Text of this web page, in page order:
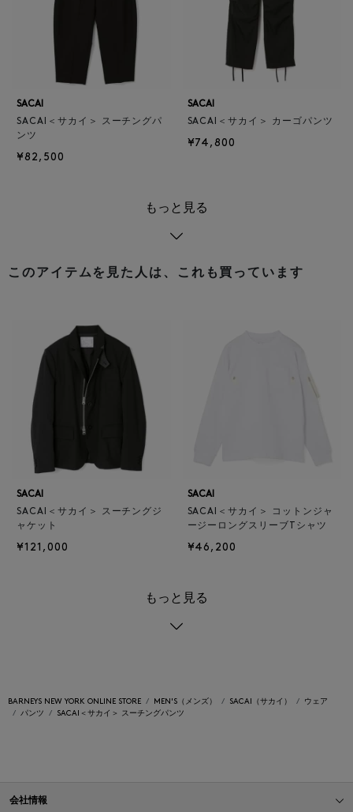
SACAI
SACAI＜サカイ＞ スーチングパ
ンツ
¥82,500
SACAI
SACAI＜サカイ＞ カーゴパンツ
¥74,800
もっと見る
このアイテムを見た人は、これも買っています
SACAI
SACAI＜サカイ＞ スーチングジ
ャケット
¥121,000
SACAI
SACAI＜サカイ＞ コットンジャ
ージーロングスリーブTシャツ
¥46,200
もっと見る
BARNEYS NEW YORK ONLINE STORE MEN'S（メンズ） SACAI（サカイ）
ウェア
パンツ
SACAI＜サカイ＞ スーチングパンツ
会社情報